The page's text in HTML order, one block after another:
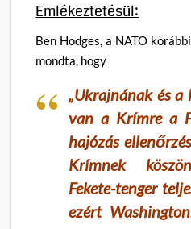
Emlékeztetésül:
Ben Hodges, a NATO
mondta, hogy
„Ukrajnának és a
van a Krímre a
hajózás
Krímnek
Fekete-tenger
ezért